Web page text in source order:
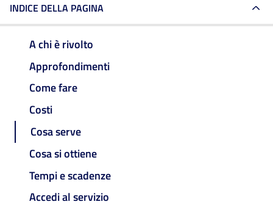
INDICE DELLA PAGINA
A chi è rivolto
Approfondimenti
Come fare
Costi
Cosa serve
Cosa si ottiene
Tempi e scadenze
Accedi al servizio